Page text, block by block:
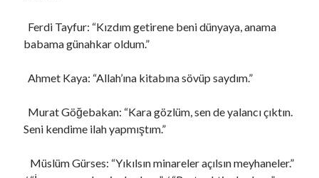
Ferdi Tayfur: “Kızdım getirene beni dünyaya, anama
babama günahkar oldum.”
Ahmet Kaya: “Allah’ına kitabına sövüp saydım.”
Murat Göğebakan: “Kara gözlüm, sen de yalancı çıktın.
Seni kendime ilah yapmıştım.”
Müslüm Gürses: “Yıkılsın minareler açılsın meyhaneler.”